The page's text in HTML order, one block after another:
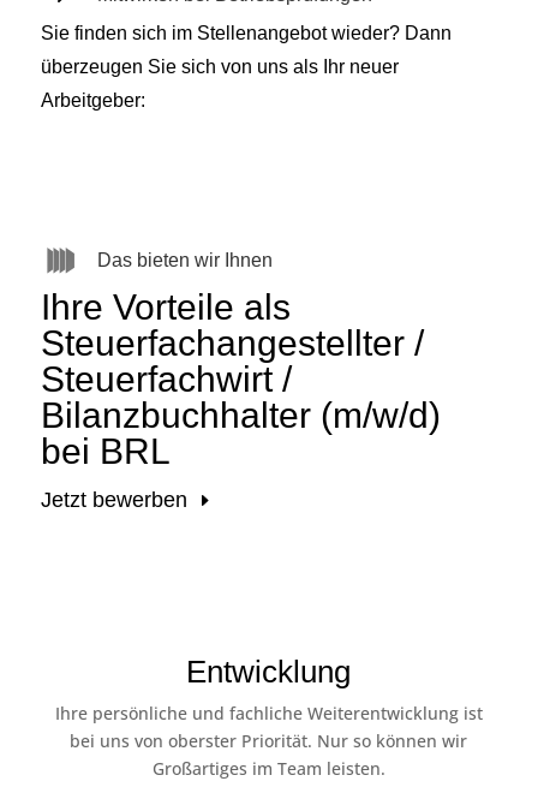
Sie finden sich im Stellenangebot wieder? Dann
überzeugen Sie sich von uns als Ihr neuer
Arbeitgeber:
Das bieten wir Ihnen
Ihre Vorteile als
Steuerfachangestellter /
Steuerfachwirt /
Bilanzbuchhalter (m/w/d)
bei BRL
Jetzt bewerben
Entwicklung
Ihre persönliche und fachliche Weiterentwicklung ist
bei uns von oberster Priorität. Nur so können wir
Großartiges im Team leisten.